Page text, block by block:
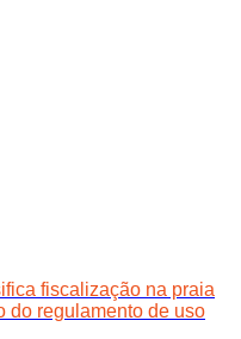
fiscalização na praia
do regulamento de uso